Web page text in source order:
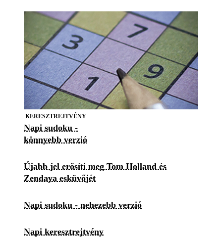
KERESZTREJTVÉNY
Napi sudoku -
könnyebb verzió
Újabb jel erősíti meg Tom Holland és
Zendaya esküvőjét
Napi sudoku - nehezebb verzió
Napi keresztrejtvény